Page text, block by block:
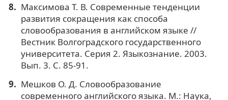
Максимова Т. В. Современные тенденции
развития сокращения как способа
словообразования в английском языке //
Вестник Волгоградского государственного
университета. Серия 2. Языкознание. 2003.
Вып. 3. С. 85-91.
Мешков О. Д. Словообразование
современного английского языка. М.: Наука,